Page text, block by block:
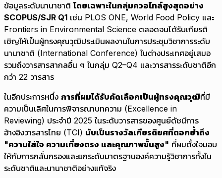
ข้อมูลระดับนานาชาติ โดยเฉพาะในกลุ่มควอไทล์สูงสุดอย่าง
SCOPUS/SJR Q1 เช่น PLOS ONE, World Food Policy และ
Frontiers in Environmental Science ตลอดจนได้รับเกียรติ
เชิญให้เป็นผู้ทรงคุณวุฒิประเมินผลงานในการประชุมวิชาการระดับ
นานาชาติ (International Conference) ในต่างประเทศอยู่เสมอ
รวมถึงวารสารสากลอื่น ๆ ในกลุ่ม Q2–Q4 และวารสารระดับชาติอีก
กว่า 22 วารสาร
ในอีกประการหนึ่ง การที่ผมได้รับคัดเลือกเป็นผู้ทรงคุณวุฒิที่มี
ความเป็นเลิศในการพิจารณาบทความ (Excellence in
Reviewing) ประจำปี 2025 ในระดับวารสารของศูนย์ดัชนีการ
อ้างอิงวารสารไทย (TCI) นับเป็นรางวัลเกียรติยศที่ตอกย้ำถึง
"ความใส่ใจ ความเที่ยงตรง และคุณภาพขั้นสูง" ที่ผมตั้งใจมอบ
ให้กับการกลั่นกรองและยกระดับมาตรฐานองค์ความรู้วิชาการทั้งใน
ระดับชาติและนานาชาติอย่างแท้จริง